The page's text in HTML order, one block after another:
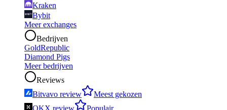
Kraken
Bybit
Meer exchanges
Bedrijven
GoldRepublic
Diamond Pigs
Meer bedrijven
Reviews
Bitvavo review
Meest gekozen
OKX review
Populair